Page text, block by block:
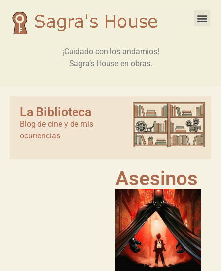
¡Cuidado con los andamios!
Sagra’s House en obras.
La Biblioteca
Blog de cine y de mis
ocurrencias
Asesinos